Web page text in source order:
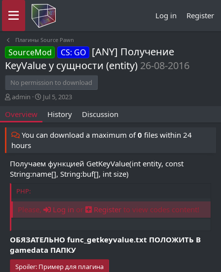
Log in Register
Плагины Source Pawn
SourceMod CS: GO [ANY] Получение
KeyValue у сущности (entity) 26-08-2016
No permission to download
A
t
h
o
r
admin
C
t
d
a
Jul 5, 2023
Overview History Discussion
You can download a maximum of0 files within 24
hours
Получаем функцией GetKeyValue(int entity, const
String:name[], String:buf[], int size)
PHP:
Please, Log in or Register to view codes content!
ОБЯЗАТЕЛЬНО func_getkeyvalue.txt ПОЛОЖИТЬ В
gamedata ПАПКУ
Spoiler: Пример для плагина